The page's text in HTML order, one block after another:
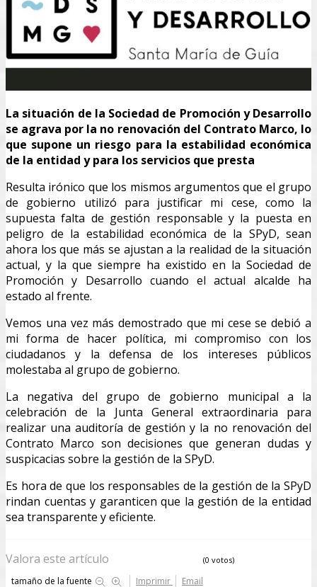
La situación de la Sociedad de Promoción y Desarrollo
se agrava por la no renovación del Contrato Marco, lo
que supone un riesgo para la estabilidad económica
de la entidad y para los servicios que presta
Resulta irónico que los mismos argumentos que el grupo
de gobierno utilizó para justificar mi cese, como la
supuesta falta de gestión responsable y la puesta en
peligro de la estabilidad económica de la SPyD, sean
ahora los que más se ajustan a la realidad de la situación
actual, y la que siempre ha existido en la Sociedad de
Promoción y Desarrollo cuando el actual alcalde ha
estado al frente.
Vemos una vez más demostrado que mi cese se debió a
mi forma de hacer política, mi compromiso con los
ciudadanos y la defensa de los intereses públicos
molestaba al grupo de gobierno.
La negativa del grupo de gobierno municipal a la
celebración de la Junta General extraordinaria para
realizar una auditoría de gestión y la no renovación del
Contrato Marco son decisiones que generan dudas y
suspicacias sobre la gestión de la SPyD.
Es hora de que los responsables de la gestión de la SPyD
rindan cuentas y garanticen que la gestión de la entidad
sea transparente y eficiente.
Valora este artículo (0 votos)
tamaño de la fuente Imprimir Email